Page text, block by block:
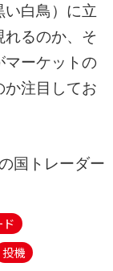
白鳥）に立
れるのか、そ
マーケットの
か注目してお
国トレーダー
投機